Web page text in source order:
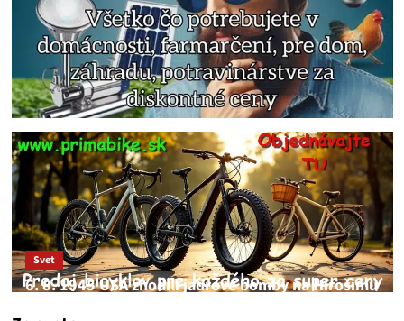
Svet
6. 8. 1945 USA zhodili jadrové bomby na Hirošimu